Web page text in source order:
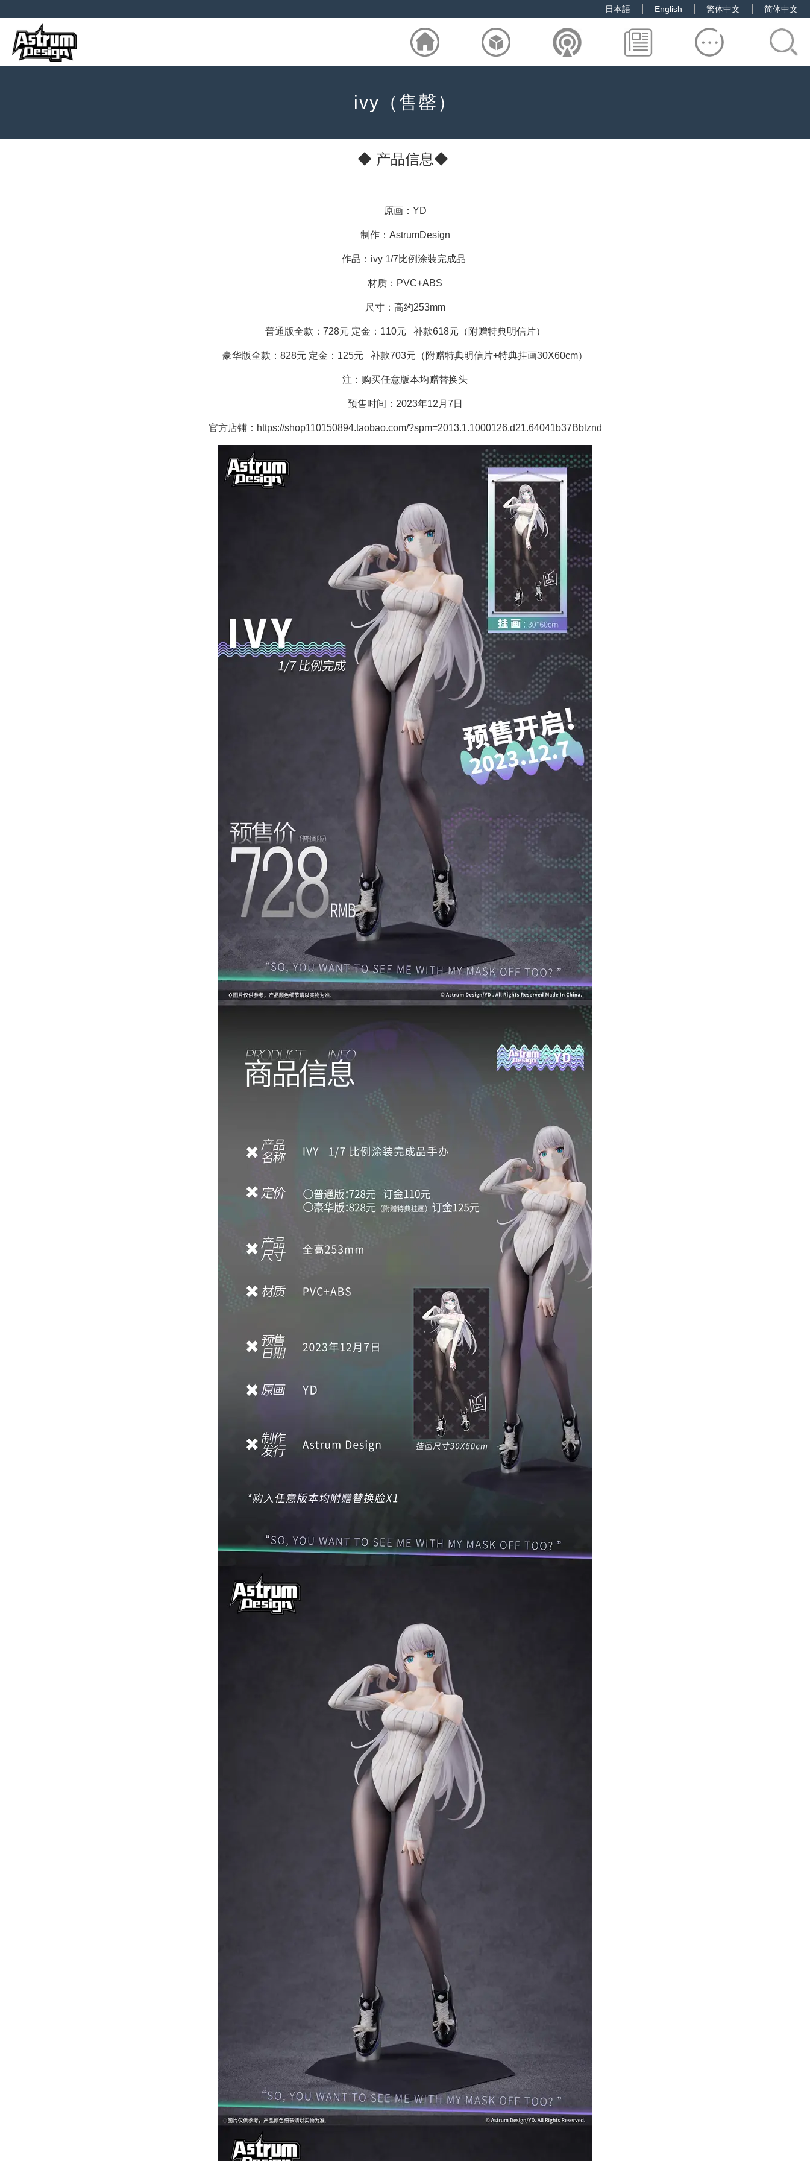
日本語 English 繁体中文 简体中文
ivy（售罄）
◆ 产品信息◆
原画：YD
制作：AstrumDesign
作品：ivy 1/7比例涂装完成品
材质：PVC+ABS
尺寸：高约253mm
普通版全款：728元 定金：110元 补款618元（附赠特典明信片）
豪华版全款：828元 定金：125元 补款703元（附赠特典明信片+特典挂画30X60cm）
注：购买任意版本均赠替换头
预售时间：2023年12月7日
官方店铺：https://shop110150894.taobao.com/?spm=2013.1.1000126.d21.64041b37Bblznd